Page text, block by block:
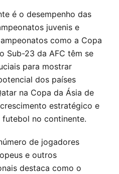
é o desempenho das
juvenis e
como a Copa
Sub-23 da AFC têm se
para mostrar
dos países
na Copa da Ásia de
estratégico e
no continente.
de jogadores
e outros
destaca como o